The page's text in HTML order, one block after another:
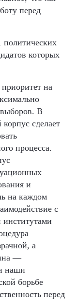
перед
политических
которых
на
В
сделает
процесса.
и
на каждом
с
а
—
наши
борьбе
перед